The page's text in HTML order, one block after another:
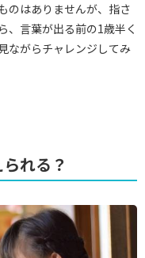
のはありませんが、指さ
、言葉が出る前の1歳半く
ながらチャレンジしてみ
れる？